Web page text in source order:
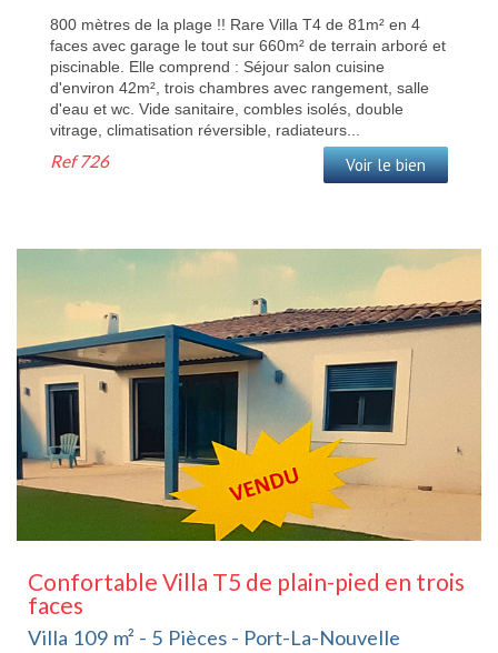
800 mètres de la plage !! Rare Villa T4 de 81m² en 4
faces avec garage le tout sur 660m² de terrain arboré et
piscinable. Elle comprend : Séjour salon cuisine
d'environ 42m², trois chambres avec rangement, salle
d'eau et wc. Vide sanitaire, combles isolés, double
vitrage, climatisation réversible, radiateurs...
Ref726 Voir le bien
Confortable Villa T5 de plain-pied en trois
faces
Villa 109 m² - 5 Pièces - Port-La-Nouvelle